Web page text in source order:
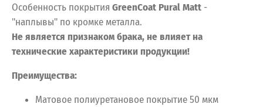
Особенность покрытия GreenCoat Pural Matt -
"наплывы" по кромке металла.
Не является признаком брака, не влияет на
технические характеристики продукции!
Преимущества:
Матовое полиуретановое покрытие 50 мкм